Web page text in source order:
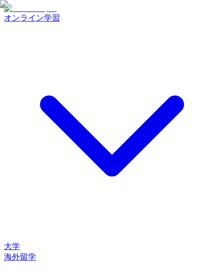
オンライン学習
大学
海外留学